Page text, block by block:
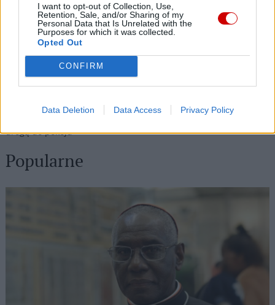
I want to opt-out of Collection, Use,
Retention, Sale, and/or Sharing of my
Personal Data that Is Unrelated with the
Purposes for which it was collected.
Opted Out
CONFIRM
Data Deletion Data Access Privacy Policy
Gaza: 300 dzieci zabitych w ciągu 300 dni
06 sierpnia 2026 | 20:44
Medziugorie: zakończył się 37. Mladifest
06 sierpnia 2026 | 20:19
06 sierpnia 2026 | 18:32
drogą do pokoju
Popularne